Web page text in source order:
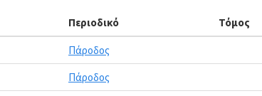
Περιοδικό Τόμος
Πάροδος
Πάροδος